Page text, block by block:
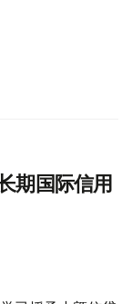
期国际信用